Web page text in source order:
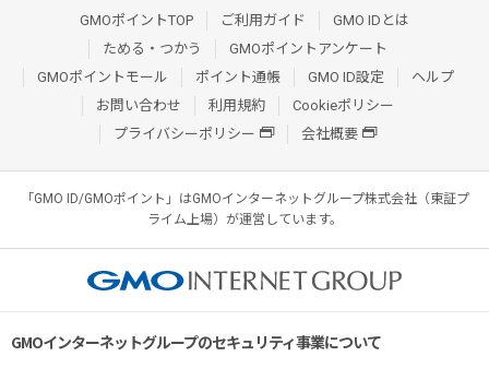
GMOポイントTOP ご利用ガイド
GMO IDとは
ためる・つかう
GMOポイントアンケート
GMOポイントモール
ポイント通帳 GMO ID設定
ヘルプ
お問い合わせ
利用規約
Cookieポリシー
プライバシーポリシー
会社概要
「GMO ID/GMOポイント」はGMOインターネットグループ株式会社（東証プ
ライム上場）が運営しています。
GMOインターネットグループのセキュリティ事業について